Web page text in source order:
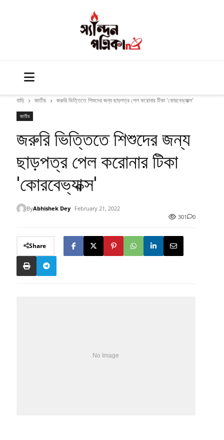
বাড়ি জাতীয় জরুরি ভিত্তিতে শিশুদের জন্য ছাড়পত্র পেল করোনার টিকা 'কোরবেভ্যাক্স'
জাতীয়
জরুরি ভিত্তিতে শিশুদের জন্য
ছাড়পত্র পেল করোনার টিকা
'কোরবেভ্যাক্স'
ByAbhishek Dey
February 21, 2022
301
0
Share